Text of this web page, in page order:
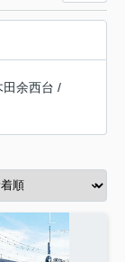
田余西台 /